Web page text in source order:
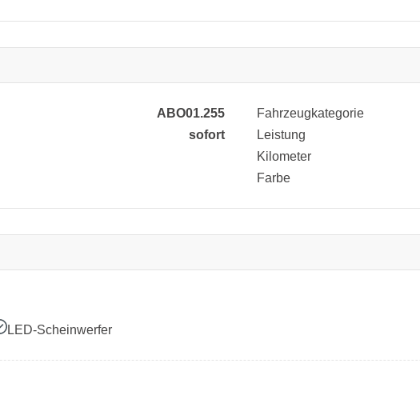
ABO01.255
sofort
Fahrzeugkategorie
Leistung
Kilometer
Farbe
LED-Scheinwerfer